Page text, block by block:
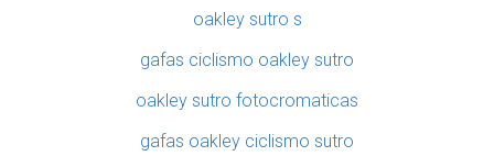
oakley sutro s
gafas ciclismo oakley sutro
oakley sutro fotocromaticas
gafas oakley ciclismo sutro